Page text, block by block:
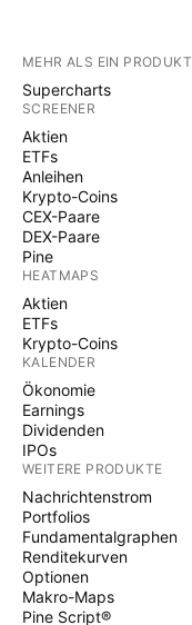
MEHR ALS EIN PRODUKT
Supercharts
SCREENER
Aktien
ETFs
Anleihen
Krypto-Coins
CEX-Paare
DEX-Paare
Pine
HEATMAPS
Aktien
ETFs
Krypto-Coins
KALENDER
Ökonomie
Earnings
Dividenden
IPOs
WEITERE PRODUKTE
Nachrichtenstrom
Portfolios
Fundamentalgraphen
Renditekurven
Optionen
Makro-Maps
Pine Script®